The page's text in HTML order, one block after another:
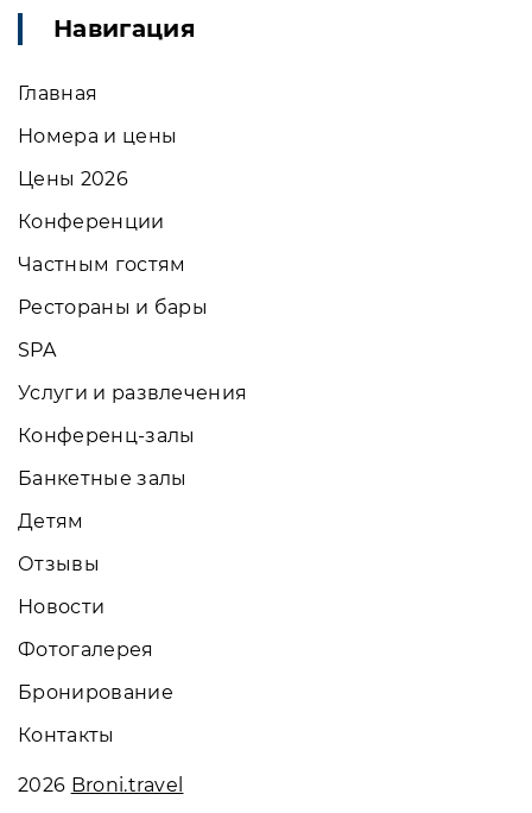
Навигация
Главная
Номера и цены
Цены 2026
Конференции
Частным гостям
Рестораны и бары
SPA
Услуги и развлечения
Конференц-залы
Банкетные залы
Детям
Отзывы
Новости
Фотогалерея
Бронирование
Контакты
2026 Broni.travel